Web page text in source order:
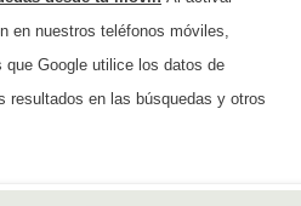
en nuestros teléfonos móviles,
Google utilice los datos de
resultados en las búsquedas y otros